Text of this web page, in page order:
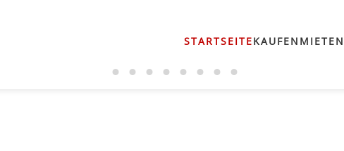
STARTSEITEKAUFEN MIETEN